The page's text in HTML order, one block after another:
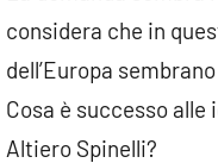
considera che in
dell’Europa
Cosa è successo
Altiero Spinelli?